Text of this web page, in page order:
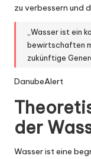
zu verbessern und
„Wasser ist ein
bewirtschaften
zukünftige
DanubeAlert
der
Wasser ist eine